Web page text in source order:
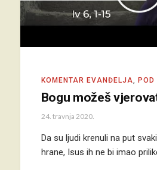
KOMENTAR EVANĐELJA POD
Bogu možeš
24. travnja 2020.
Da su ljudi krenuli na put
hrane, Isus ih ne bi imao